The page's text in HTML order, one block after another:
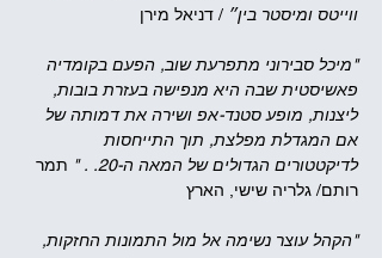
ווייטס ומיסטר בין״ / דניאל מירן
"מיכל סבירוני מתפרעת שוב, הפעם בקומדיה
פאשיסטית שבה היא מנפישה בעזרת בובות,
ליצנות, מופע סטנד-אפ ושירה את דמותה של
אם המגדלת מפלצת, תוך התייחסות
לדיקטטורים הגדולים של המאה ה-20. . "
תמר
רותם/ גלריה שישי, הארץ
"הקהל עוצר נשימה אל מול התמונות החזקות,